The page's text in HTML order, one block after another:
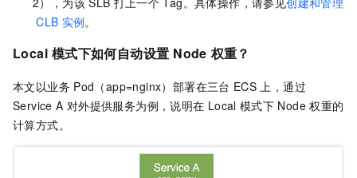
CLB 实例。
Local 模式下如何自动设置 Node 权重？
本文以业务 Pod（app=nginx）部署在三台 ECS 上，通过
Service A 对外提供服务为例，说明在 Local 模式下 Node 权重的
计算方式。